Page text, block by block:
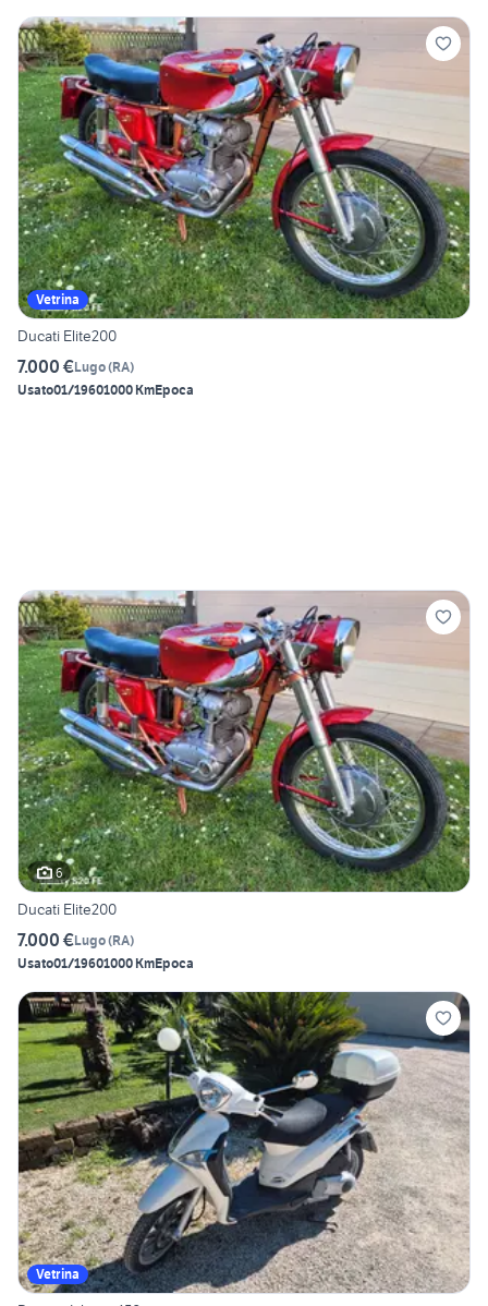
Vetrina
Ducati Elite200
7.000 €Lugo(RA)
Usato01/19601000 KmEpoca
6
Ducati Elite200
7.000 €Lugo(RA)
Usato01/19601000 KmEpoca
Vetrina